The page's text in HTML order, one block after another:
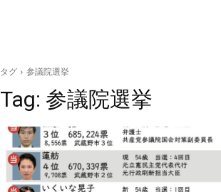
タグ 参議院選挙
Tag: 参議院選挙